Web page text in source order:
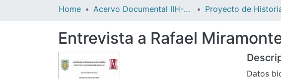
Home Acervo Documental IIH-UABC Proyecto de
Entrevista a Rafael
Datos